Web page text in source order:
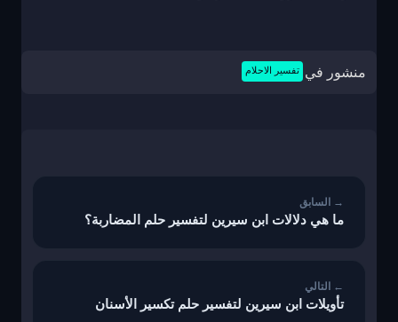
منشور في تفسير الاحلام
ما هي دلالات ابن سيرين لتفسير حلم المضاربة؟
تأويلات ابن سيرين لتفسير حلم تكسير الأسنان